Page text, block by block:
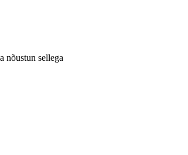
nõustun sellega